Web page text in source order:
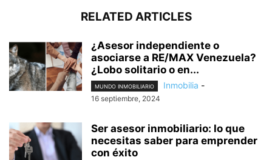
RELATED ARTICLES
¿Asesor independiente o
asociarse a RE/MAX Venezuela?
¿Lobo solitario o en...
MUNDO INMOBILIARIO Inmobilia -
16 septiembre, 2024
Ser asesor inmobiliario: lo que
necesitas saber para emprender
con éxito